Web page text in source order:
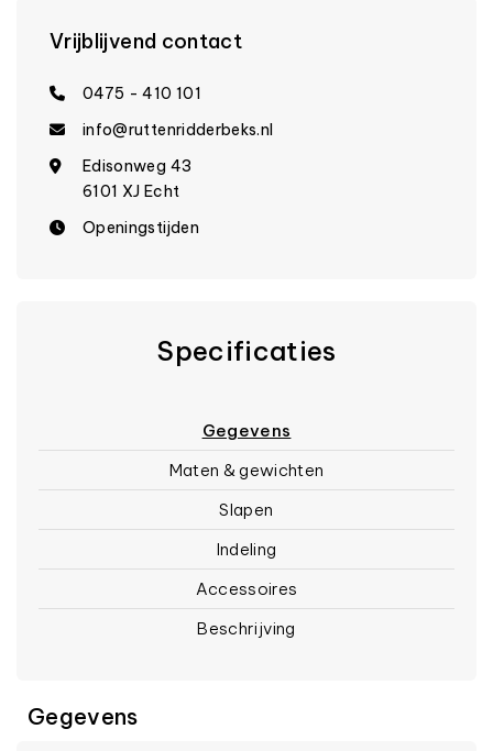
Vrijblijvend contact
0475 - 410 101
info@ruttenridderbeks.nl
Edisonweg 43
6101 XJ Echt
Openingstijden
Specificaties
Gegevens
Maten & gewichten
Slapen
Indeling
Accessoires
Beschrijving
Gegevens